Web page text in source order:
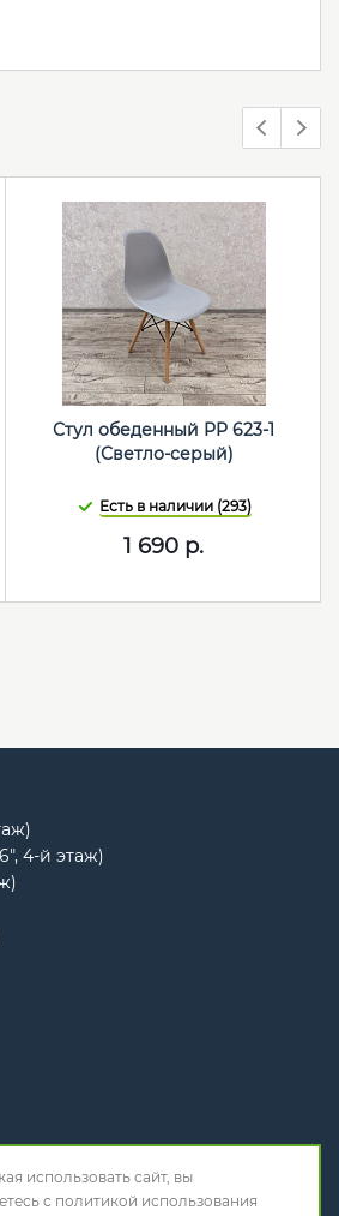
Стул обеденный PP 623-1
(Светло-серый)
Есть в наличии (293)
1 690 р.
4-й этаж)
использовать сайт, вы
с политикой использования